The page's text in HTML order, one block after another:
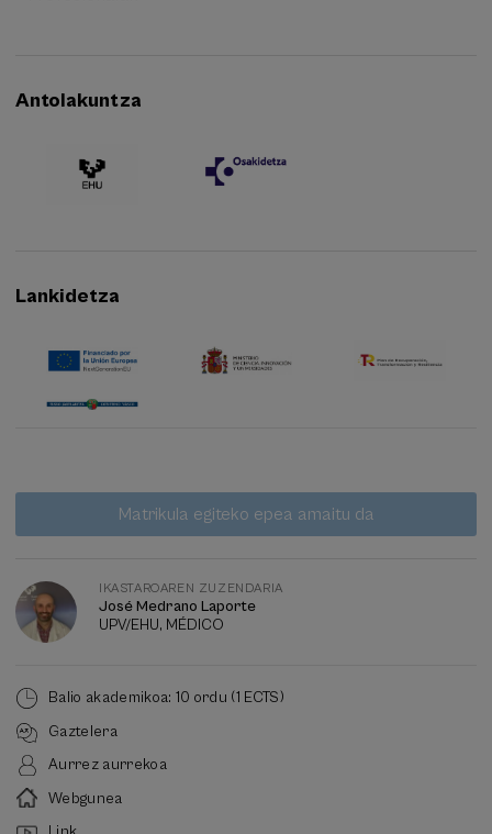
Antolakuntza
Lankidetza
Data gaindituta
Matrikula egiteko epea amaitu da
IKASTAROAREN ZUZENDARIA
José Medrano Laporte
UPV/EHU, MÉDICO
Balio akademikoa: 10 ordu (1 ECTS)
Gaztelera
Aurrez aurrekoa
Webgunea